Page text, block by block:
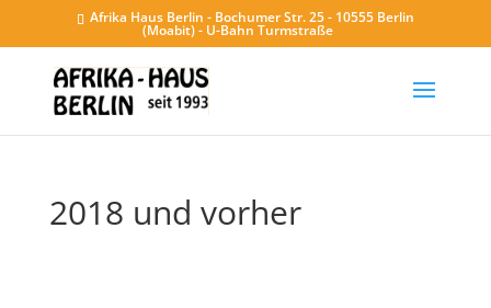
Afrika Haus Berlin - Bochumer Str. 25 - 10555 Berlin
(Moabit) - U-Bahn Turmstraße
2018 und vorher